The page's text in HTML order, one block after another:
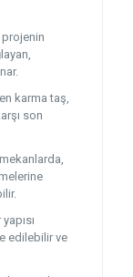
karma taş,
son
edilebilir ve